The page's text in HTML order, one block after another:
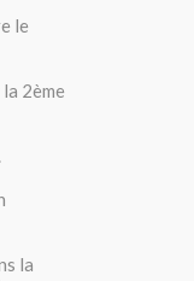
le
2ème
la